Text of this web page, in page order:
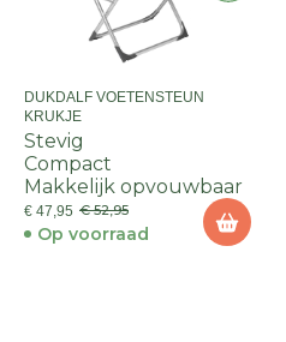
DUKDALF VOETENSTEUN
KRUKJE
Stevig
Compact
Makkelijk opvouwbaar
€ 47,95 € 52,95
Op voorraad